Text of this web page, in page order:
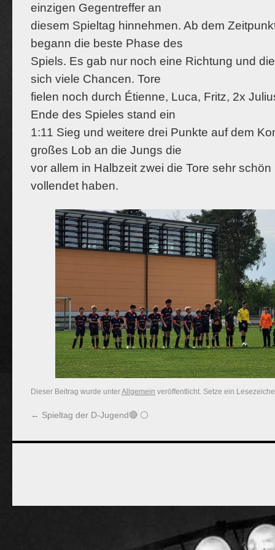
einzigen Gegentreffer an
diesem Spieltag hinnehmen. Ab dem
begann die beste Phase des
Spiels. Es gab nur noch eine Richtung und
sich viele Chancen. Tore
fielen noch durch Étienne, Luca, Fritz, 2x
Ende des Spieles stand ein
1:11 Sieg und weitere drei Punkte auf dem
großes Lob an die Jungs die
vor allem in Halbzeit zwei die Tore sehr
vollendet haben.
Dieser Beitrag wurde unterAllgemein veröffentlicht. Setze ein
← Spieltag der D-Jugend🔴 ⚪